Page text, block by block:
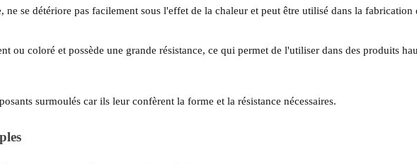
ne se détériore pas facilement sous l'effet de la chaleur et peut être utilisé dans la fabrication
ou coloré et possède une grande résistance, ce qui permet de l'utiliser dans des produits
surmoulés car ils leur confèrent la forme et la résistance nécessaires.